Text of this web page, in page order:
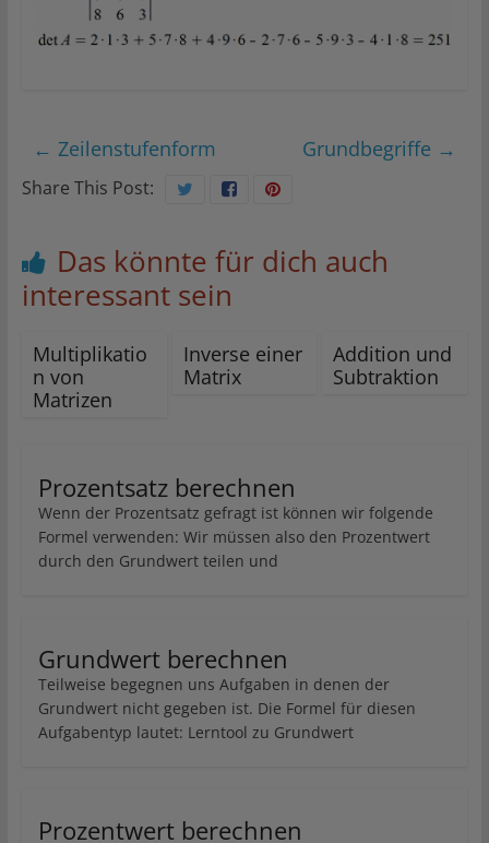
← Zeilenstufenform Grundbegriffe →
Share This Post:
Das könnte für dich auch
interessant sein
Multiplikatio
n von
Matrizen
Inverse einer
Matrix
Addition und
Subtraktion
Prozentsatz berechnen
Wenn der Prozentsatz gefragt ist können wir folgende
Formel verwenden: Wir müssen also den Prozentwert
durch den Grundwert teilen und
Grundwert berechnen
Teilweise begegnen uns Aufgaben in denen der
Grundwert nicht gegeben ist. Die Formel für diesen
Aufgabentyp lautet: Lerntool zu Grundwert
Prozentwert berechnen